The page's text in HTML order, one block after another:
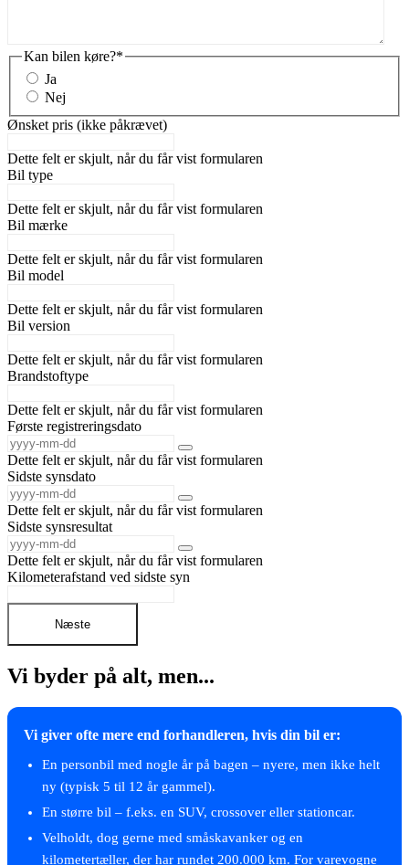
Kan bilen køre?*
Ja
Nej
Ønsket pris (ikke påkrævet)
Dette felt er skjult, når du får vist formularen
Bil type
Dette felt er skjult, når du får vist formularen
Bil mærke
Dette felt er skjult, når du får vist formularen
Bil model
Dette felt er skjult, når du får vist formularen
Bil version
Dette felt er skjult, når du får vist formularen
Brandstoftype
Dette felt er skjult, når du får vist formularen
Første registreringsdato
Dette felt er skjult, når du får vist formularen
Sidste synsdato
Dette felt er skjult, når du får vist formularen
Sidste synsresultat
Dette felt er skjult, når du får vist formularen
Kilometerafstand ved sidste syn
Næste
Vi byder på alt, men...
Vi giver ofte mere end forhandleren, hvis din bil er:
En personbil med nogle år på bagen – nyere, men ikke helt
ny (typisk 5 til 12 år gammel).
En større bil – f.eks. en SUV, crossover eller stationcar.
Velholdt, dog gerne med småskavanker og en
kilometertæller, der har rundet 200.000 km. For varevogne